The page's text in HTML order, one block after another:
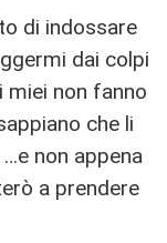
di indossare
dai colpi
miei non fanno
che li
non appena
a prendere